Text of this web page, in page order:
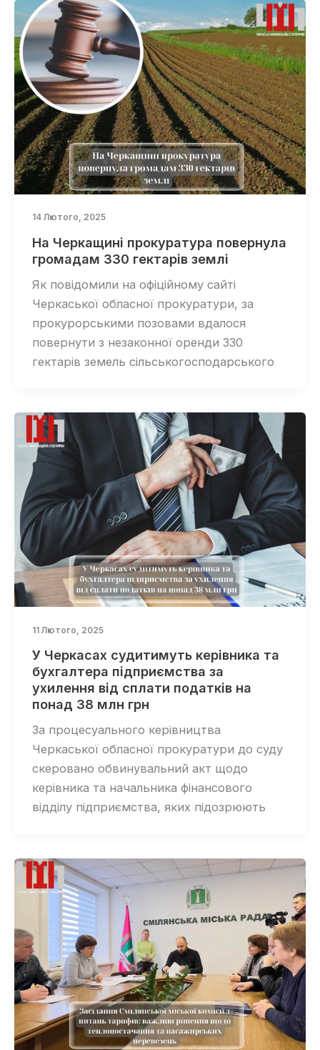
14 Лютого, 2025
На Черкащині прокуратура повернула
громадам 330 гектарів землі
Як повідомили на офіційному сайті
Черкаської обласної прокуратури, за
прокурорськими позовами вдалося
повернути з незаконної оренди 330
гектарів земель сільськогосподарського
11 Лютого, 2025
У Черкасах судитимуть керівника та
бухгалтера підприємства за
ухилення від сплати податків на
понад 38 млн грн
За процесуального керівництва
Черкаської обласної прокуратури до суду
скеровано обвинувальний акт щодо
керівника та начальника фінансового
відділу підприємства, яких підозрюють